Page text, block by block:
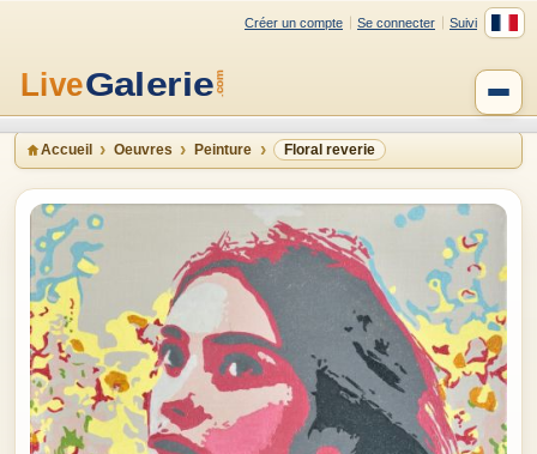
Créer un compte Se connecter Suivi
Accueil Oeuvres Peinture Floral reverie